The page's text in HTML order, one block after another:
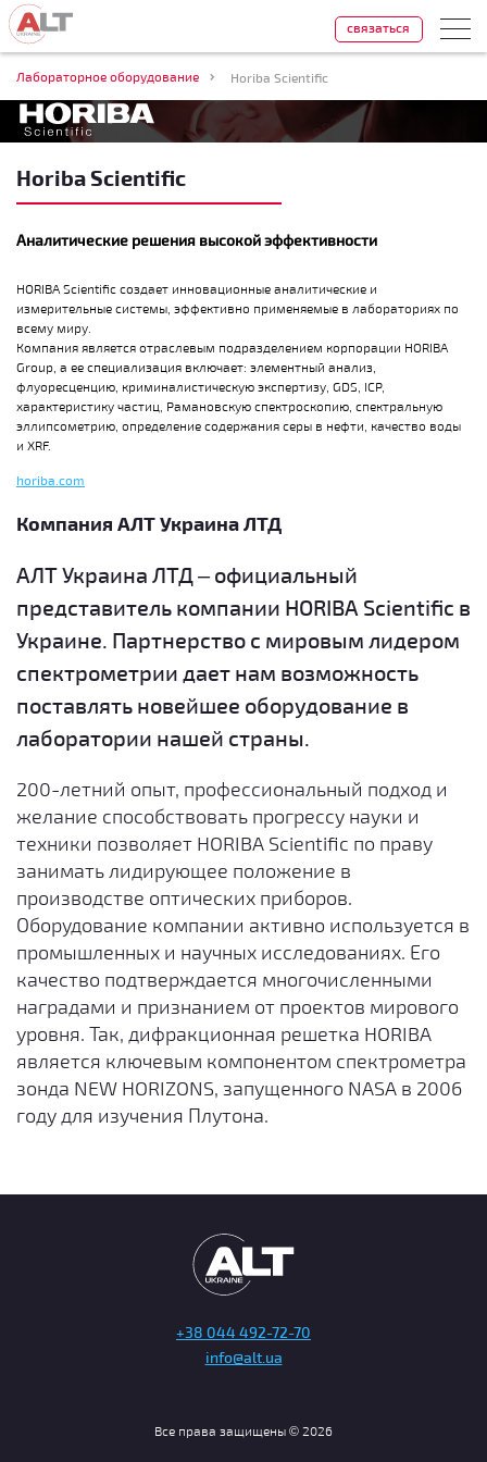
Лабораторное оборудование Horiba Scientific
связаться
Horiba Scientific
Аналитические решения высокой эффективности
HORIBA Scientific создает инновационные аналитические и
измерительные системы, эффективно применяемые в лабораториях по
всему миру.
Компания является отраслевым подразделением корпорации HORIBA
Group, а ее специализация включает: элементный анализ,
флуоресценцию, криминалистическую экспертизу, GDS, ICP,
характеристику частиц, Рамановскую спектроскопию, спектральную
эллипсометрию, определение содержания серы в нефти, качество воды
и XRF.
horiba.com
Компания АЛТ Украина ЛТД
АЛТ Украина ЛТД – официальный
представитель компании HORIBA Scientific в
Украине. Партнерство с мировым лидером
спектрометрии дает нам возможность
поставлять новейшее оборудование в
лаборатории нашей страны.
200-летний опыт, профессиональный подход и
желание способствовать прогрессу науки и
техники позволяет HORIBA Scientific по праву
занимать лидирующее положение в
производстве оптических приборов.
Оборудование компании активно используется в
промышленных и научных исследованиях. Его
качество подтверждается многочисленными
наградами и признанием от проектов мирового
уровня. Так, дифракционная решетка HORIBA
является ключевым компонентом спектрометра
зонда NEW HORIZONS, запущенного NASA в 2006
году для изучения Плутона.
+38 044 492-72-70
info@alt.ua
Все права защищены © 2026